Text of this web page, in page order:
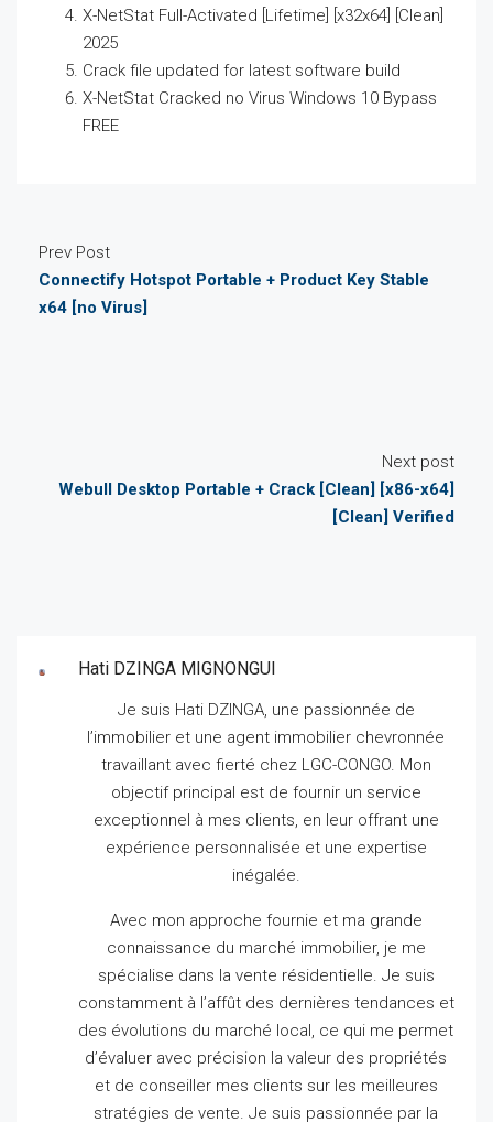
X-NetStat Full-Activated [Lifetime] [x32x64] [Clean]
2025
Crack file updated for latest software build
X-NetStat Cracked no Virus Windows 10 Bypass
FREE
Prev Post
Connectify Hotspot Portable + Product Key Stable
x64 [no Virus]
Next post
Webull Desktop Portable + Crack [Clean] [x86-x64]
[Clean] Verified
Hati DZINGA MIGNONGUI
Je suis Hati DZINGA, une passionnée de
l’immobilier et une agent immobilier chevronnée
travaillant avec fierté chez LGC-CONGO. Mon
objectif principal est de fournir un service
exceptionnel à mes clients, en leur offrant une
expérience personnalisée et une expertise
inégalée.
Avec mon approche fournie et ma grande
connaissance du marché immobilier, je me
spécialise dans la vente résidentielle. Je suis
constamment à l’affût des dernières tendances et
des évolutions du marché local, ce qui me permet
d’évaluer avec précision la valeur des propriétés
et de conseiller mes clients sur les meilleures
stratégies de vente.Je suis passionnée par la